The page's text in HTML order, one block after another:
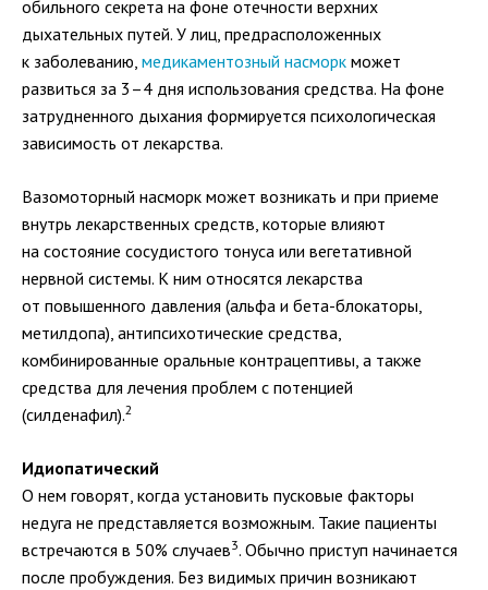
обильного секрета на фоне отечности верхних
дыхательных путей. У лиц, предрасположенных
к заболеванию, медикаментозный насморк может
развиться за 3–4 дня использования средства. На фоне
затрудненного дыхания формируется психологическая
зависимость от лекарства.
Вазомоторный насморк может возникать и при приеме
внутрь лекарственных средств, которые влияют
на состояние сосудистого тонуса или вегетативной
нервной системы. К ним относятся лекарства
от повышенного давления (альфа и бета-блокаторы
метилдопа), антипсихотические средства,
комбинированные оральные контрацептивы, а также
средства для лечения проблем с потенцией
(силденафил).2
Идиопатический
О нем говорят, когда установить пусковые факторы
недуга не представляется возможным. Такие пациенты
встречаются в 50% случаев3. Обычно приступ начинается
после пробуждения. Без видимых причин возникают